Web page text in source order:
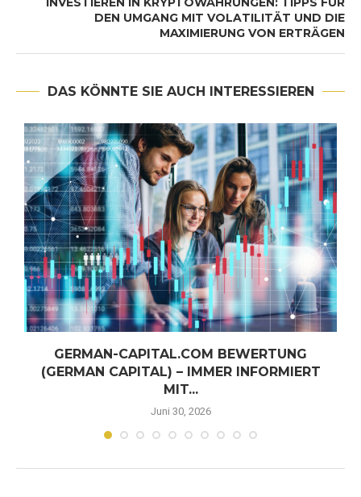
DEN UMGANG MIT VOLATILITÄT UND DIE
MAXIMIERUNG VON ERTRÄGEN
DAS KÖNNTE SIE AUCH INTERESSIEREN
GERMAN-CAPITAL.COM BEWERTUNG
(GERMAN CAPITAL) – IMMER INFORMIERT
MIT...
Juni 30, 2026